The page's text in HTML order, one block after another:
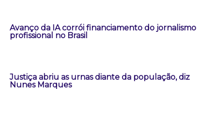
Avanço da IA corrói financiamento do jornalismo
profissional no Brasil
Justiça abriu as urnas diante da população, diz
Nunes Marques